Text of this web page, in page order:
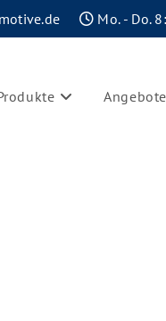
Mo. - Do.
Angebote